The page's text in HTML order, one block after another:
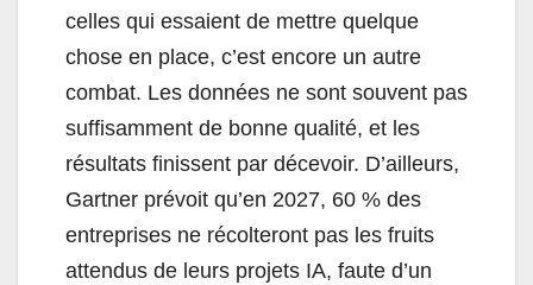
celles qui essaient de mettre quelque
chose en place, c’est encore un autre
combat. Les données ne sont souvent pas
suffisamment de bonne qualité, et les
résultats finissent par décevoir. D’ailleurs,
Gartner prévoit qu’en 2027, 60 % des
entreprises ne récolteront pas les fruits
attendus de leurs projets IA, faute d’un